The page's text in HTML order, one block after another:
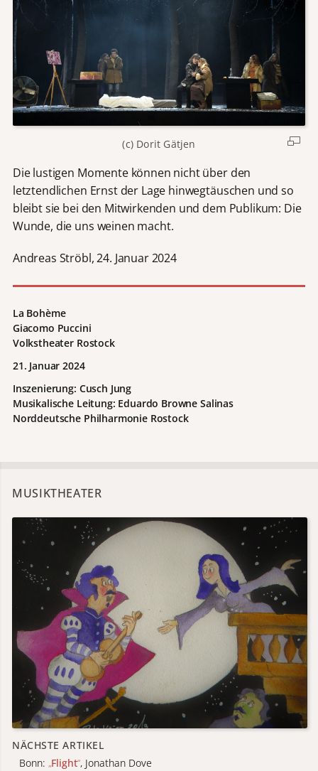
(c) Dorit Gätjen
Die lustigen Momente können nicht über den
letztendlichen Ernst der Lage hinwegtäuschen und so
bleibt sie bei den Mitwirkenden und dem Publikum: Die
Wunde, die uns weinen macht.
Andreas Ströbl, 24. Januar 2024
La Bohème
Giacomo Puccini
Volkstheater Rostock
21. Januar 2024
Inszenierung: Cusch Jung
Musikalische Leitung: Eduardo Browne Salinas
Norddeutsche Philharmonie Rostock
MUSIKTHEATER
NÄCHSTE ARTIKEL
Bonn: „Flight“, Jonathan Dove